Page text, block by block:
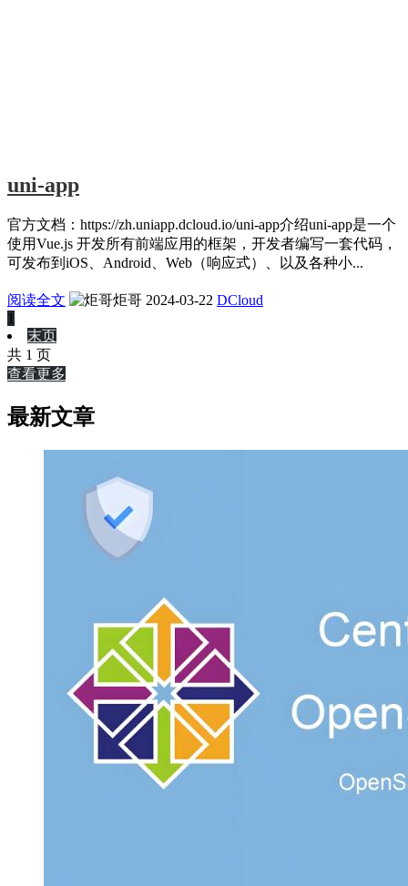
uni-app
官方文档：https://zh.uniapp.dcloud.io/uni-app介绍uni-app是一个
使用Vue.js 开发所有前端应用的框架，开发者编写一套代码，
可发布到iOS、Android、Web（响应式）、以及各种小...
阅读全文 炬哥 2024-03-22 DCloud
1
末页
共 1 页
查看更多
最新文章